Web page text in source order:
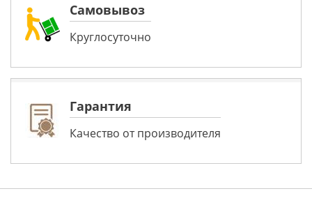
Самовывоз
Круглосуточно
Гарантия
Качество от производителя